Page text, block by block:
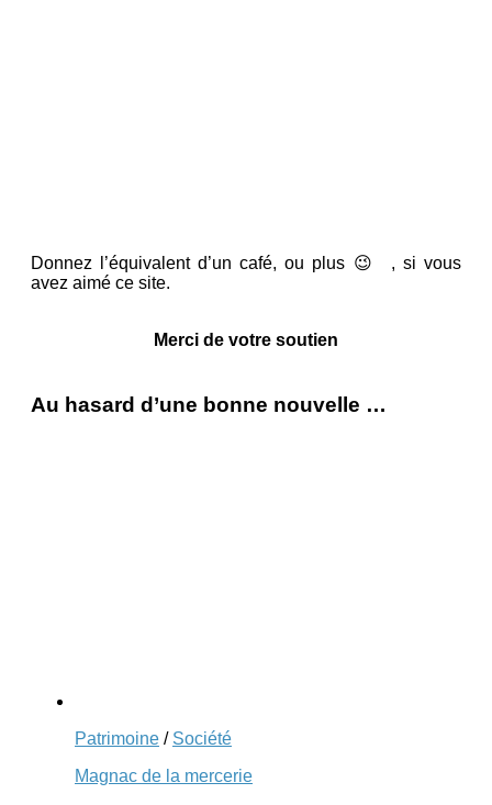
Donnez l’équivalent d’un café, ou plus 😉 , si vous
avez aimé ce site.
Merci de votre soutien
Au hasard d’une bonne nouvelle …
Patrimoine / Société
Magnac de la mercerie